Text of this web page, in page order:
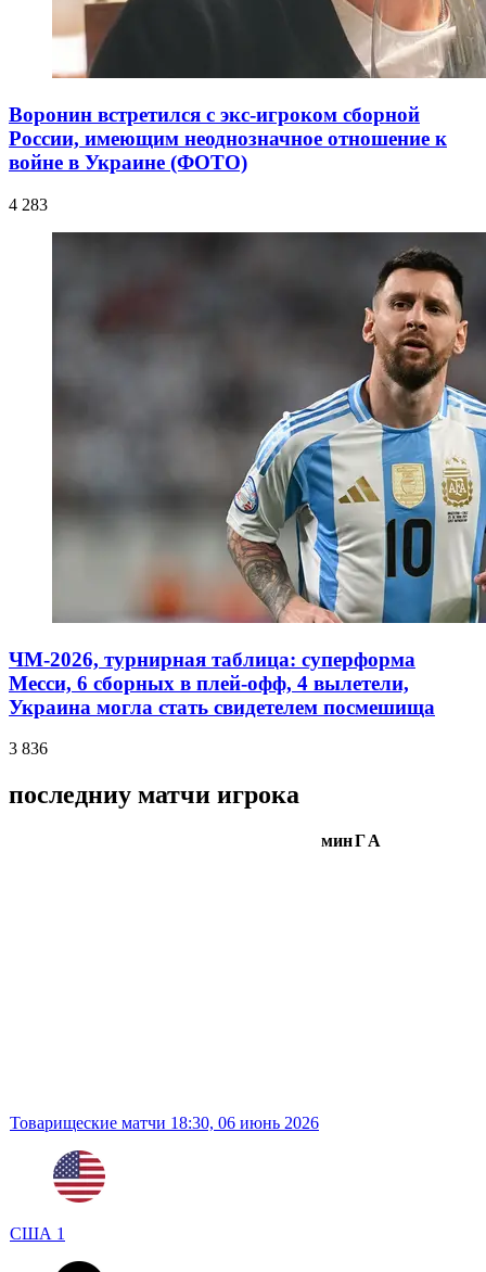
Воронин встретился с экс-игроком сборной
России, имеющим неоднозначное отношение к
войне в Украине (ФОТО)
4 283
ЧМ-2026, турнирная таблица: суперформа
Месси, 6 сборных в плей-офф, 4 вылетели,
Украина могла стать свидетелем посмешища
3 836
последниу матчи игрока
минГА
Товарищеские матчи 18:30, 06 июнь 2026
США 1